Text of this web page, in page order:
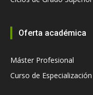
Oferta académica
Máster Profesional
Curso de Especialización